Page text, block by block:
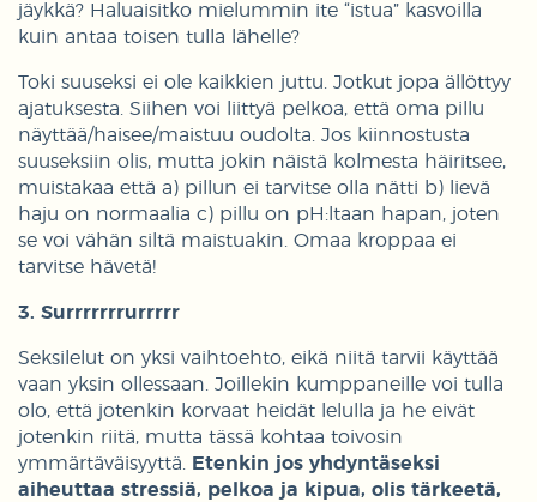
jäykkä? Haluaisitko mielummin ite “istua” kasvoilla
kuin antaa toisen tulla lähelle?
Toki suuseksi ei ole kaikkien juttu. Jotkut jopa ällöttyy
ajatuksesta. Siihen voi liittyä pelkoa, että oma pillu
näyttää/haisee/maistuu oudolta. Jos kiinnostusta
suuseksiin olis, mutta jokin näistä kolmesta häiritsee,
muistakaa että a) pillun ei tarvitse olla nätti b) lievä
haju on normaalia c) pillu on pH:ltaan hapan, joten
se voi vähän siltä maistuakin. Omaa kroppaa ei
tarvitse hävetä!
3. Surrrrrrrurrrrr
Seksilelut on yksi vaihtoehto, eikä niitä tarvii käyttää
vaan yksin ollessaan. Joillekin kumppaneille voi tulla
olo, että jotenkin korvaat heidät lelulla ja he eivät
jotenkin riitä, mutta tässä kohtaa toivosin
ymmärtäväisyyttä.
Etenkin jos yhdyntäseksi
aiheuttaa stressiä, pelkoa ja kipua, olis tärkeetä,